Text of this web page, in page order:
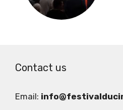
Contact us
Email: